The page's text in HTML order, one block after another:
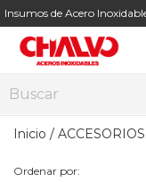
Insumos de Acero
Inicio / ACCESORIOS
Ordenar por: